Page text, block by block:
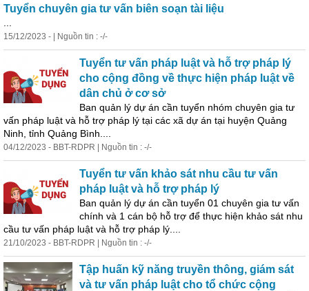
Tuyển chuyên gia tư vấn biên soạn tài liệu
15/12/2023 - | Nguồn tin : -/-
Tuyển tư vấn pháp luật và hỗ trợ pháp lý
cho cộng đồng về thực hiện pháp luật về
dân chủ ở cơ sở
Ban quản lý dự án cần tuyển nhóm chuyên gia tư
vấn pháp luật và hỗ trợ pháp lý tại các xã dự án tại huyện Quảng
Ninh, tỉnh Quảng Bình....
04/12/2023 - BBT-RDPR | Nguồn tin : -/-
Tuyển tư vấn khảo sát nhu cầu tư vấn
pháp luật và hỗ trợ pháp lý
Ban quản lý dự án cần tuyển 01 chuyên gia tư vấn
chính và 1 cán bộ hỗ trợ để thực hiện khảo sát nhu
cầu tư vấn pháp luật và hỗ trợ pháp lý....
21/10/2023 - BBT-RDPR | Nguồn tin : -/-
Tập huấn kỹ năng truyền thông, giám sát
và tư vấn pháp luật cho tổ chức cộng